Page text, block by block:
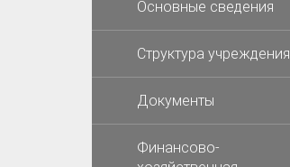
Основные сведения
Структура учреждения
Документы
Финансово-